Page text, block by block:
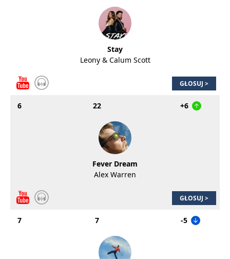
Stay
Leony & Calum Scott
GŁOSUJ >
6 22 +6
Fever Dream
Alex Warren
GŁOSUJ >
7 7 -5